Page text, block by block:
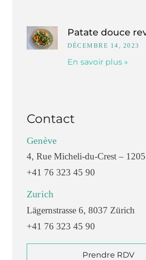
Patate douce
DÉCEMBRE 14, 2023
En savoir plus »
Contact
Genève
4, Rue Micheli-du-Crest – 1205
+41 76 323 45 90
Zurich
Lägernstrasse 6, 8037 Zürich
+41 76 323 45 90
Prendre RDV